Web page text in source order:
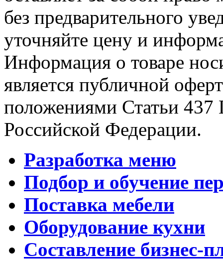
без предварительного
уточняйте цену и
Информация о товаре
является публичной
положениями Статьи 437
Российской Федерации.
Разработка меню
Подбор и обучение
Поставка мебели
Оборудование кухни
Составление бизнес-